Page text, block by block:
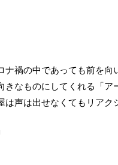
ナ禍の中であっても前を
なものにしてくれる「
は声は出せなくてもリア